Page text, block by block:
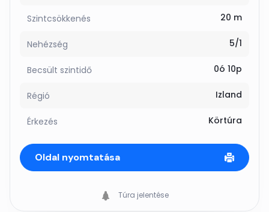
Szintcsökkenés 20 m
Nehézség 5/1
Becsült szintidő 0ó 10p
Régió Izland
Érkezés Körtúra
Oldal nyomtatása
Túra jelentése